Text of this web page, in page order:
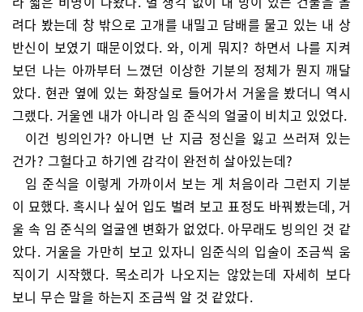
려다 봤는데 창 밖으로 고개를 내밀고 담배를 물고 있는 내 상
반신이 보였기 때문이었다. 와, 이게 뭐지? 하면서 나를 지켜
보던 나는 아까부터 느꼈던 이상한 기분의 정체가 뭔지 깨달
았다. 현관 옆에 있는 화장실로 들어가서 거울을 봤더니 역시
그랬다. 거울엔 내가 아니라 임 준식의 얼굴이 비치고 있었다.
이건 빙의인가? 아니면 난 지금 정신을 잃고 쓰러져 있는
건가? 그헐다고 하기엔 감각이 완전히 살아있는데?
임 준식을 이렇게 가까이서 보는 게 처음이라 그런지 기분
이 묘했다. 혹시나 싶어 입도 벌려 보고 표정도 바꿔봤는데, 거
울 속 임 준식의 얼굴엔 변화가 없었다. 아무래도 빙의인 것 같
았다. 거울을 가만히 보고 있자니 임준식의 입술이 조금씩 움
직이기 시작했다. 목소리가 나오지는 않았는데 자세히 보다
보니 무슨 말을 하는지 조금씩 알 것 같았다.